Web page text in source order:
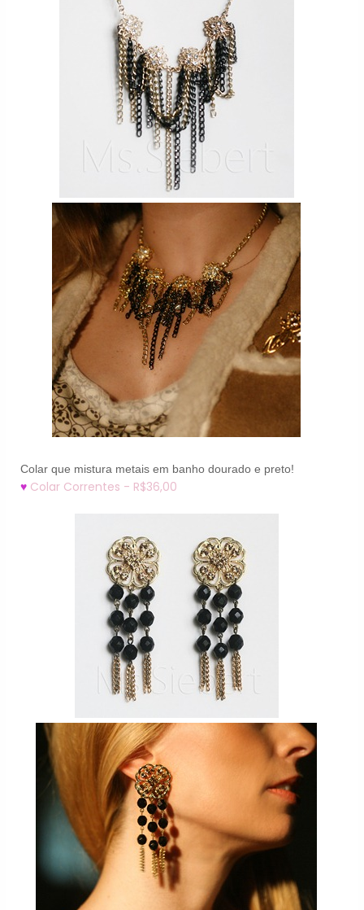
Colar que mistura metais em banho dourado e preto!
♥ Colar Correntes - R$36,00